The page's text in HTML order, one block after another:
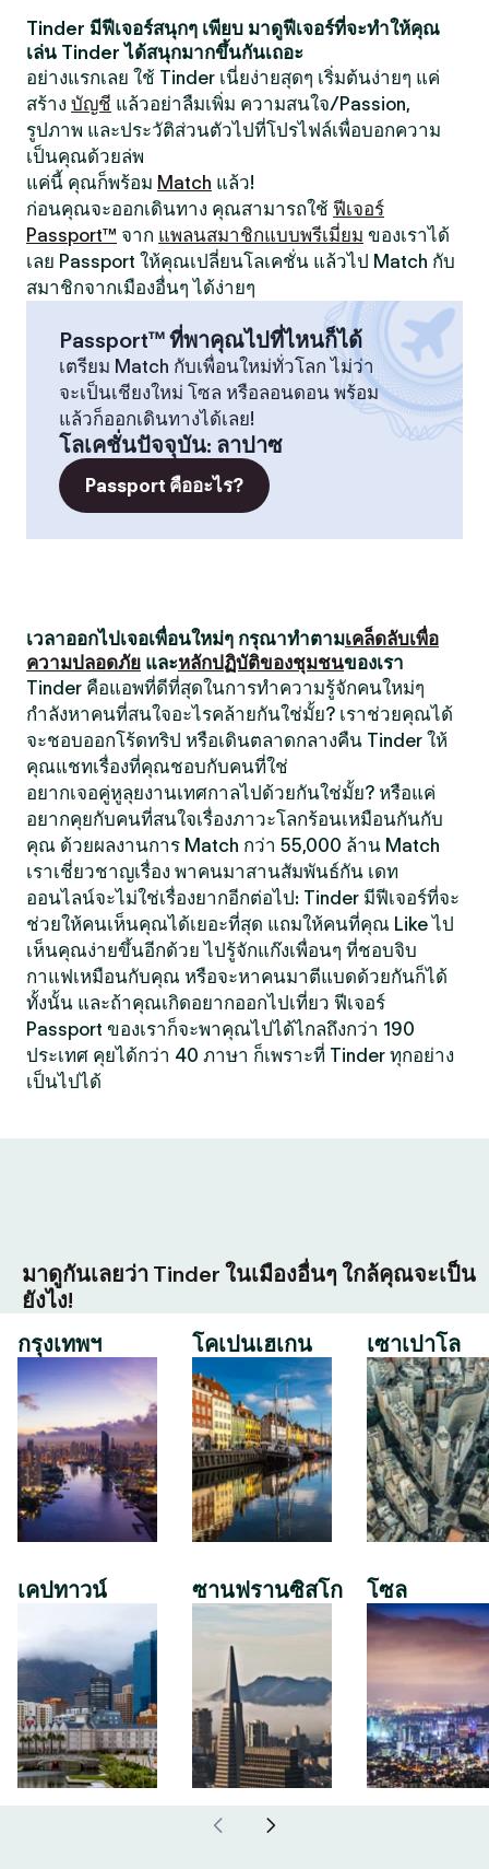
Tinder มีฟีเจอร์สนุกๆ เพียบ มาดูฟีเจอร์ที่จะทำให้คุณ
เล่น Tinder ได้สนุกมากขึ้นกันเถอะ
อย่างแรกเลย ใช้ Tinder เนี่ยง่ายสุดๆ เริ่มต้นง่ายๆ แค่
สร้าง บัญชี แล้วอย่าลืมเพิ่ม ความสนใจ/Passion,
รูปภาพ และประวัติส่วนตัวไปที่โปรไฟล์เพื่อบอกความ
เป็นคุณด้วยล่พ
แค่นี้ คุณก็พร้อม Match แล้ว!
ก่อนคุณจะออกเดินทาง คุณสามารถใช้ ฟีเจอร์
Passport™ จาก แพลนสมาชิกแบบพรีเมี่ยม ของเราได้
เลย Passport ให้คุณเปลี่ยนโลเคชั่น แล้วไป Match กับ
สมาชิกจากเมืองอื่นๆ ได้ง่ายๆ
Passport™ ที่พาคุณไปที่ไหนก็ได้
เตรียม Match กับเพื่อนใหม่ทั่วโลก ไม่ว่า
จะเป็นเชียงใหม่ โซล หรือลอนดอน พร้อม
แล้วก็ออกเดินทางได้เลย!
โลเคชั่นปัจจุบัน: ลาปาซ
Passport คืออะไร?
เวลาออกไปเจอเพื่อนใหม่ๆ กรุณาทำตามเคล็ดลับเพื่อ
ความปลอดภัย และหลักปฏิบัติของชุมชนของเรา
Tinder คือแอพที่ดีที่สุดในการทำความรู้จักคนใหม่ๆ
กำลังหาคนที่สนใจอะไรคล้ายกันใช่มั้ย? เราช่วยคุณได้
จะชอบออกโร้ดทริป หรือเดินตลาดกลางคืน Tinder ให้
คุณแชทเรื่องที่คุณชอบกับคนที่ใช่
อยากเจอคู่หูลุยงานเทศกาลไปด้วยกันใช่มั้ย? หรือแค่
อยากคุยกับคนที่สนใจเรื่องภาวะโลกร้อนเหมือนกันกับ
คุณ ด้วยผลงานการ Match กว่า 55,000 ล้าน Match
เราเชี่ยวชาญเรื่อง พาคนมาสานสัมพันธ์กัน เดท
ออนไลน์จะไม่ใช่เรื่องยากอีกต่อไป: Tinder มีฟีเจอร์ที่จะ
ช่วยให้คนเห็นคุณได้เยอะที่สุด แถมให้คนที่คุณ Like ไป
เห็นคุณง่ายขึ้นอีกด้วย ไปรู้จักแก๊งเพื่อนๆ ที่ชอบจิบ
กาแฟเหมือนกับคุณ หรือจะหาคนมาตีแบดด้วยกันก็ได้
ทั้งนั้น และถ้าคุณเกิดอยากออกไปเที่ยว ฟีเจอร์
Passport ของเราก็จะพาคุณไปได้ไกลถึงกว่า 190
ประเทศ คุยได้กว่า 40 ภาษา ก็เพราะที่ Tinder ทุกอย่าง
เป็นไปได้
มาดูกันเลยว่า Tinder ในเมืองอื่นๆ ใกล้คุณจะเป็น
ยังไง!
กรุงเทพฯ
เคปทาวน์
โคเปนเฮเกน
ซานฟรานซิสโก
เซาเปาโล
โซล